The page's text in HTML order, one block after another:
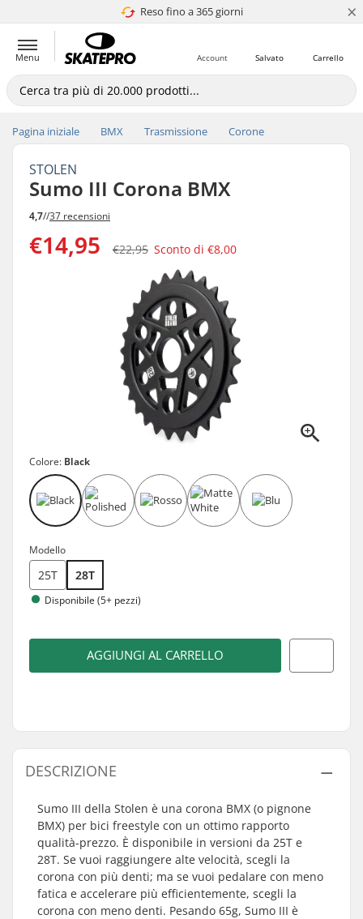
Reso fino a 365 giorni
4.8 di 5 ×
Menu Carrello
Salvato
Account
Pagina iniziale BMX Trasmissione Corone
STOLEN
Sumo III Corona BMX
4,7//37 recensioni
€14,95 €22,95 Sconto di €8,00
Colore: Black
Modello
25T 28T
Disponibile (5+ pezzi)
AGGIUNGI AL CARRELLO
DESCRIZIONE
Sumo III della Stolen è una corona BMX (o pignone
BMX) per bici freestyle con un ottimo rapporto
qualità-prezzo. È disponibile in versioni da 25T e
28T. Se vuoi raggiungere alte velocità, scegli la
corona con più denti; ma se vuoi pedalare con meno
fatica e accelerare più efficientemente, scegli la
corona con meno denti. Pesando 65g, Sumo III è